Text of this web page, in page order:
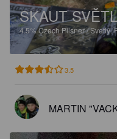
SKAUT
4.5%Czech Pilsner / Svetlý.
3.5
MARTIN